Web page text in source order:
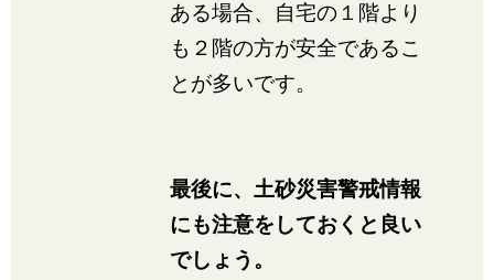
ある場合、自宅の１階より
も２階の方が安全であるこ
とが多いです。
最後に、土砂災害警戒情報
にも注意をしておくと良い
でしょう。